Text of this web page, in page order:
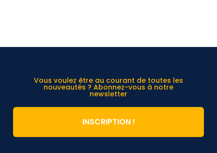
Vous voulez être au courant de toutes les
nouveautés ? Abonnez-vous à notre
newsletter
INSCRIPTION !